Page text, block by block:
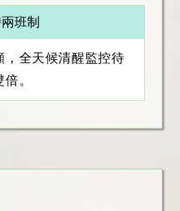
班制
，全天候清醒監控待
。